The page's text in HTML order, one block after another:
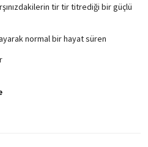
tir tir titrediği bir güçlü
normal bir hayat süren